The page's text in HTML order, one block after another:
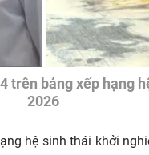
trên bảng xếp hạng
2026
hệ sinh thái khởi